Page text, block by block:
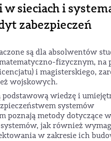
sieciach i
zabezpieczeń
są dla absolwentów
fizycznym, na
i magisterskiego,
wojskowych.
wiedzę i
systemów
poznają metody dotyczące
jak również
w zakresie ich